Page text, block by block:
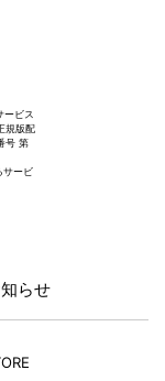
ービス
規版配
号 第
サービ
らせ